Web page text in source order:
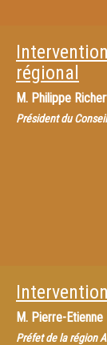
régional
M. Philippe
Président du
M. Pierre-Etienne
Préfet de la région